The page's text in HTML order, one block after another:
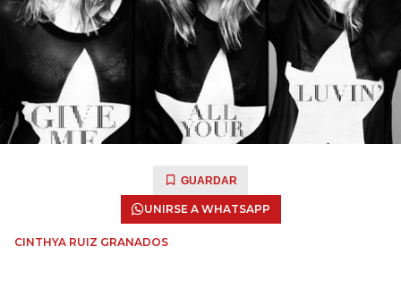
GUARDAR
UNIRSE A WHATSAPP
CINTHYA RUIZ GRANADOS